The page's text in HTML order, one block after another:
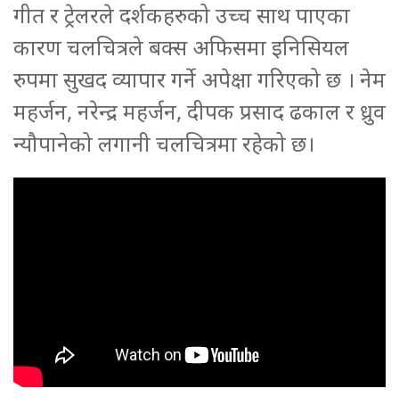
गीत र ट्रेलरले दर्शकहरुको उच्च साथ पाएका
कारण चलचित्रले बक्स अफिसमा इनिसियल
रुपमा सुखद व्यापार गर्ने अपेक्षा गरिएको छ । नेम
महर्जन, नरेन्द्र महर्जन, दीपक प्रसाद ढकाल र ध्रुव
न्यौपानेको लगानी चलचित्रमा रहेको छ।